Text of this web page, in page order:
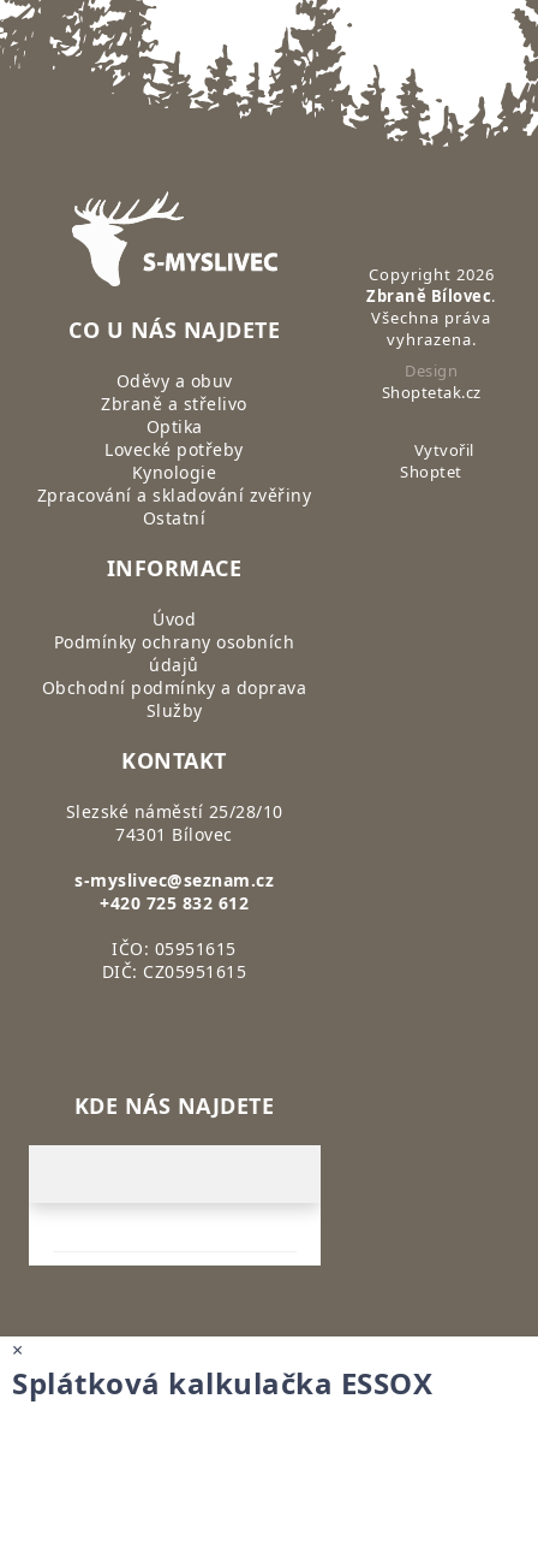
Zápatí
CO U NÁS NAJDETE
Oděvy a obuv
Zbraně a střelivo
Optika
Lovecké potřeby
Kynologie
Zpracování a skladování zvěřiny
Ostatní
INFORMACE
Úvod
Podmínky ochrany osobních
údajů
Obchodní podmínky a doprava
Služby
KONTAKT
Slezské náměstí 25/28/10
74301 Bílovec
s-myslivec@seznam.cz
+420 725 832 612
IČO: 05951615
DIČ: CZ05951615
KDE NÁS NAJDETE
Copyright 2026
Zbraně Bílovec.
Všechna práva
vyhrazena.
Design
Shoptetak.cz
Vytvořil
Shoptet
×
Splátková kalkulačka ESSOX